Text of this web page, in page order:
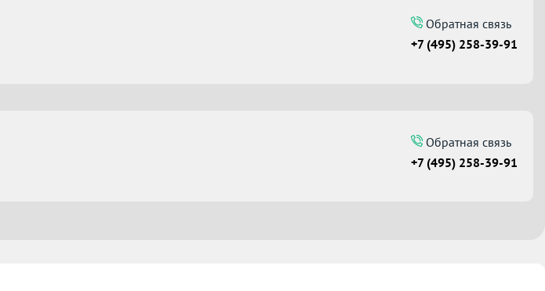
Обратная связь
+7 (495) 258-39-91
Обратная связь
+7 (495) 258-39-91